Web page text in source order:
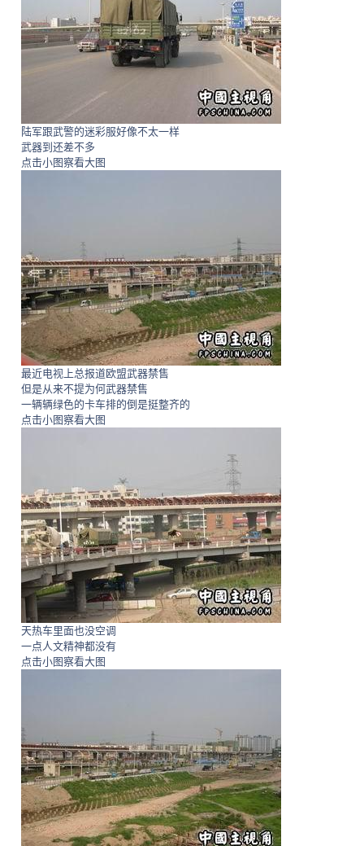
陆军跟武警的迷彩服好像不太一样
武器到还差不多
点击小图察看大图
最近电视上总报道欧盟武器禁售
但是从来不提为何武器禁售
一辆辆绿色的卡车排的倒是挺整齐的
点击小图察看大图
天热车里面也没空调
一点人文精神都没有
点击小图察看大图